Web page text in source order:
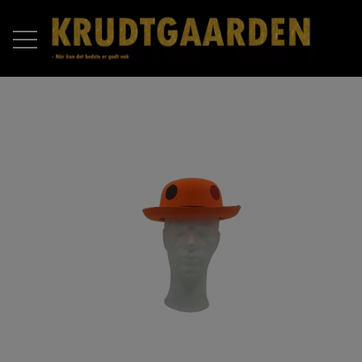
PRODUKTER
RAKETTER
BATTERIER
OM OS
KONTAKT OS